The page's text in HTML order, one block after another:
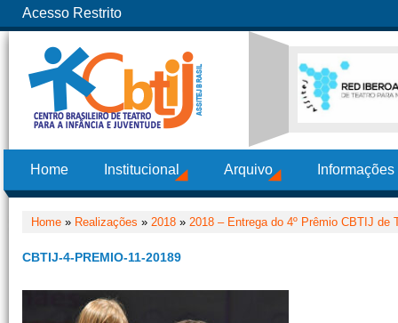
Acesso Restrito
Home Institucional Arquivo
Home » Realizações » 2018 » 2018 – Entrega do 4º Prêmio CBTIJ de
CBTIJ-4-PREMIO-11-20189